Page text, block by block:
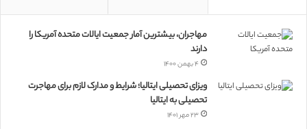
مهاجران، بیشترین آمار جمعیت ایالات متحده آمریکا را
دارند
۴ بهمن ۱۴۰۰
ویزای تحصیلی ایتالیا؛ شرایط و مدارک لازم برای مهاجرت
تحصیلی به ایتالیا
۲۳ مهر ۱۴۰۱